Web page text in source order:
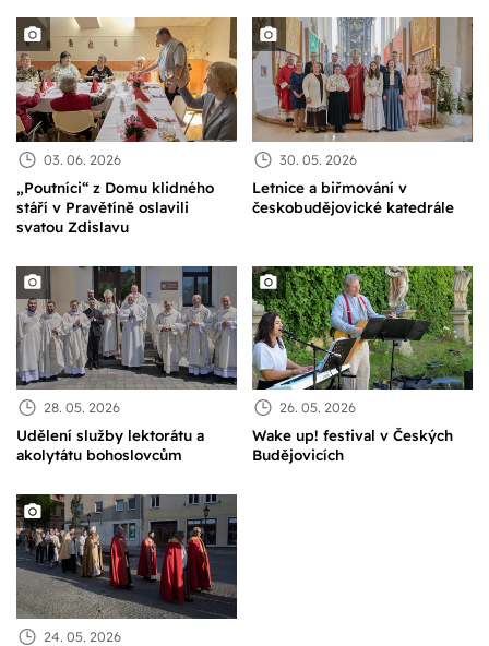
03. 06. 2026
„Poutníci“ z Domu klidného
stáří v Pravětíně oslavili
svatou Zdislavu
30. 05. 2026
Letnice a biřmování v
českobudějovické katedrále
28. 05. 2026
Udělení služby lektorátu a
akolytátu bohoslovcům
26. 05. 2026
Wake up! festival v Českých
Budějovicích
24. 05. 2026